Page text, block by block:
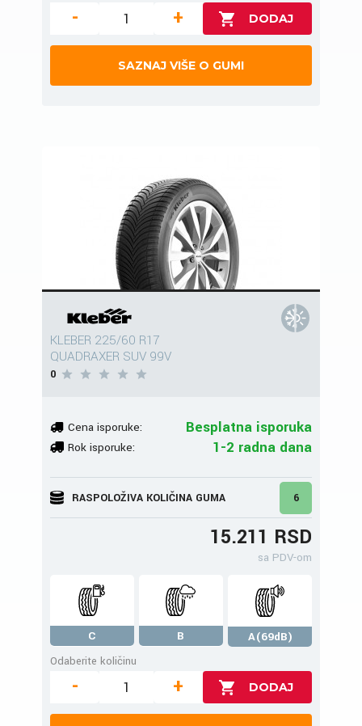
- +
SAZNAJ VIŠE O GUMI
KLEBER 225/60 R17
QUADRAXER SUV 99V
0
Cena isporuke: Besplatna isporuka
Rok isporuke: 1-2 radna dana
RASPOLOŽIVA KOLIČINA GUMA 6
15.211 RSD
sa PDV-om
C B
A(69dB)
Odaberite količinu
- +